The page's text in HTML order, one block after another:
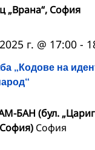
„Врана“, София
„Кодове на
г. @ 17:00 -
БАН (бул.
София